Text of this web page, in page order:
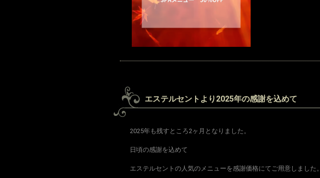
エステルセントより2025年の感謝を込めて
2025年も残すところ2ヶ月となりました。
日頃の感謝を込めて
エステルセントの人気のメニューを感謝価格にてご用意しました。